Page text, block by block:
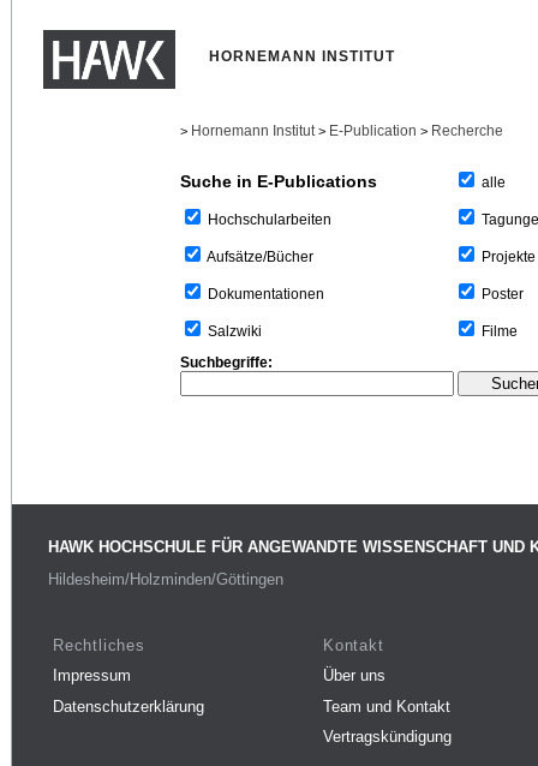
HORNEMANN INSTITUT
> Hornemann Institut > E-Publication > Recherche
Suche in E-Publications
Hochschularbeiten
Aufsätze/Bücher
Dokumentationen
Salzwiki
alle
Projekte
Poster
Filme
Suchbegriffe:
HAWK HOCHSCHULE FÜR ANGEWANDTE WISSENSCHAFT UND
Hildesheim/Holzminden/Göttingen
Rechtliches
Impressum
Datenschutzerklärung
Kontakt
Über uns
Team und Kontakt
Vertragskündigung